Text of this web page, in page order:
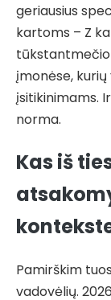
geriausius
kartoms – Z
įmonėse,
įsitikinimams.
norma.
Kas iš
Pamirškim
vadovėlių.